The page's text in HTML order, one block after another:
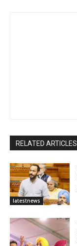
RELATED ARTICLES
latestnews